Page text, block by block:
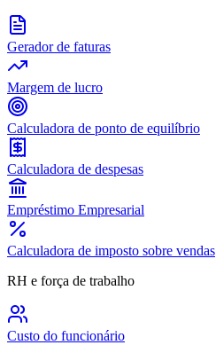
Gerador de faturas
Margem de lucro
Calculadora de ponto de equilíbrio
Calculadora de despesas
Empréstimo Empresarial
Calculadora de imposto sobre vendas
RH e força de trabalho
Custo do funcionário